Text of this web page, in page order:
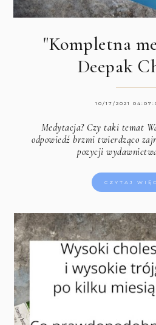
"Kompletna
Deepak
10/17/2021
Medytacja? Czy taki temat
odpowiedź brzmi twierdząco
pozycji
CZYTAJ